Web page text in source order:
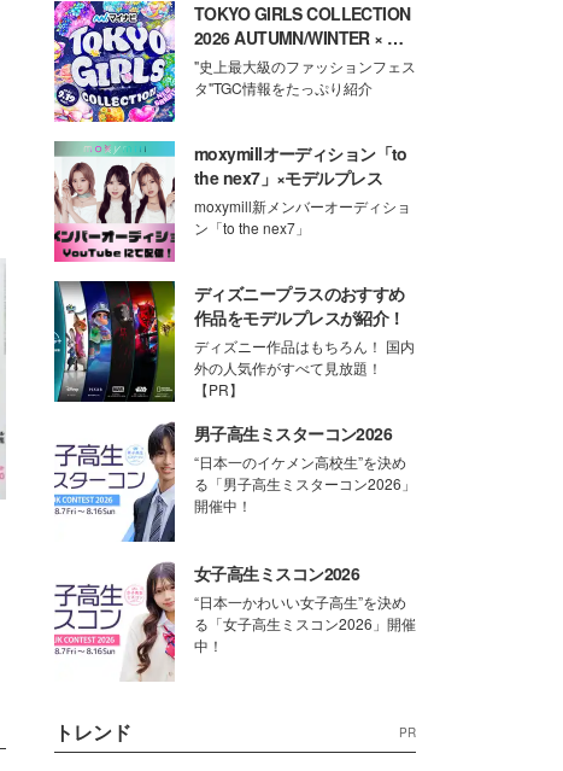
TOKYO GIRLS COLLECTION
2026 AUTUMN/WINTER × モ
デルプレス
"史上最大級のファッションフェス
タ"TGC情報をたっぷり紹介
moxymillオーディション「to
the nex7」×モデルプレス
moxymill新メンバーオーディショ
ン「to the nex7」
ディズニープラスのおすすめ
作品をモデルプレスが紹介！
ディズニー作品はもちろん！ 国内
外の人気作がすべて見放題！
【PR】
男子高生ミスターコン2026
“日本一のイケメン高校生”を決め
る「男子高生ミスターコン2026」
開催中！
女子高生ミスコン2026
“日本一かわいい女子高生”を決め
る「女子高生ミスコン2026」開催
中！
トレンド PR